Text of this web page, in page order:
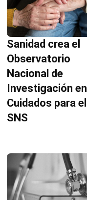
Sanidad crea el
Observatorio
Nacional de
Investigación en
Cuidados para el
SNS